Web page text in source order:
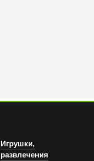
Игрушки,
развлечения